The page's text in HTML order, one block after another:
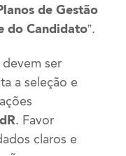
de Gestão
do Candidato”.
ser
a seleção e
. Favor
claros e